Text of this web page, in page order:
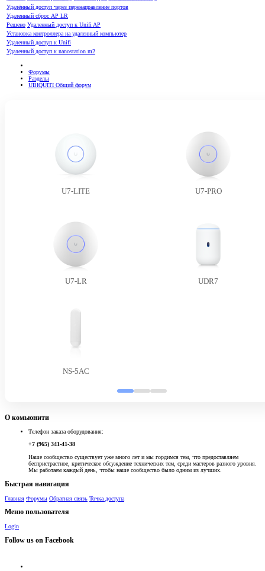
Удалённый доступ через перенаправление портов
Удаленный сброс AP LR
Решено Удаленный доступ к Unifi AP
Установка контроллера на удаленный компьютер
Удаленный доступ к Unifi
Удаленный доступ к nanostation m2
Форумы
Разделы
UBIQUITI Общий форум
U7-LITE U7-PRO
U7-LR UDR7
NS-5AC
О комьюнити
Телефон заказа оборудования:
+7 (965) 341-41-38
Наше сообщество существует уже много лет и мы гордимся тем, что предоставляем
беспристрастное, критическое обсуждение технических тем, среди мастеров разного уровня.
Мы работаем каждый день, чтобы наше сообщество было одним из лучших.
Быстрая навигация
Главная Форумы Обратная связь Точка доступа
Меню пользователя
Login
Follow us on Facebook